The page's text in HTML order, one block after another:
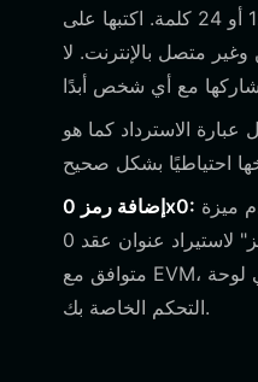
عبارة استرداد مكونة من 12 أو 24 كلمة. اكتبها على
متصل بالإنترنت. لا
عبارة الاسترداد كما هو
إضافة رمز 0x0:
"إضافة رمز" لاستيراد عنوان عقد 0x0. نظرًا لأنه أصل
متوافق مع EVM، فسيتم دمجه على الفور في لوحة
التحكم الخاصة بك.